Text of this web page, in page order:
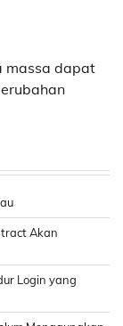
massa dapat
Akan
Login yang